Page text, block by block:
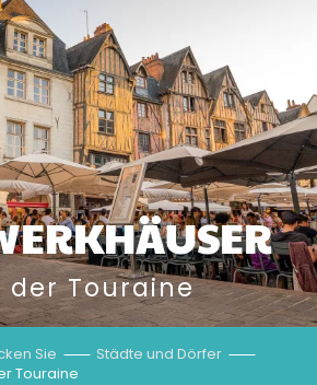
der Touraine
Sie
Städte und Dörfer
Touraine